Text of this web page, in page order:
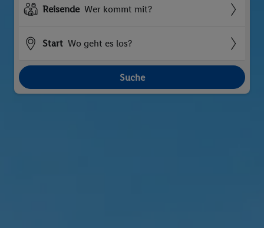
Reisende Wer kommt mit?
Start Wo geht es los?
Suche